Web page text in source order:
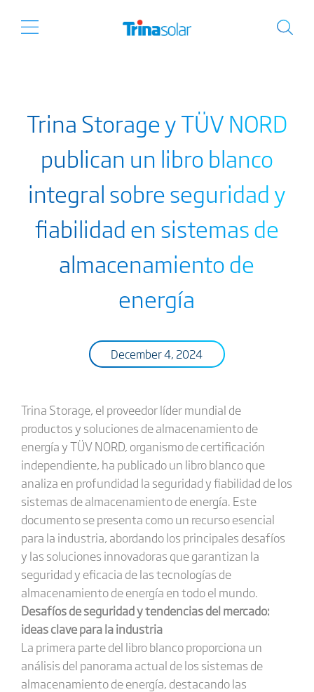
Trina Storage y TÜV NORD
publican un libro blanco
integral sobre seguridad y
fiabilidad en sistemas de
almacenamiento de
energía
December 4, 2024
Trina Storage, el proveedor líder mundial de
productos y soluciones de almacenamiento de
energía y TÜV NORD, organismo de certificación
independiente, ha publicado un libro blanco que
analiza en profundidad la seguridad y fiabilidad de los
sistemas de almacenamiento de energía. Este
documento se presenta como un recurso esencial
para la industria, abordando los principales desafíos
y las soluciones innovadoras que garantizan la
seguridad y eficacia de las tecnologías de
almacenamiento de energía en todo el mundo.
Desafíos de seguridad y tendencias del mercado:
ideas clave para la industria
La primera parte del libro blanco proporciona un
análisis del panorama actual de los sistemas de
almacenamiento de energía, destacando las